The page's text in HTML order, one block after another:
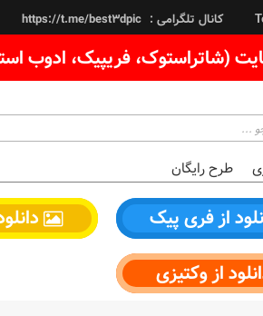
کانال تلگرامی : https://t.me/best3dpic
(شاتراستوک، فریپیک، ادوب
طرح رایگان
از فری پیک
از وکتیزی